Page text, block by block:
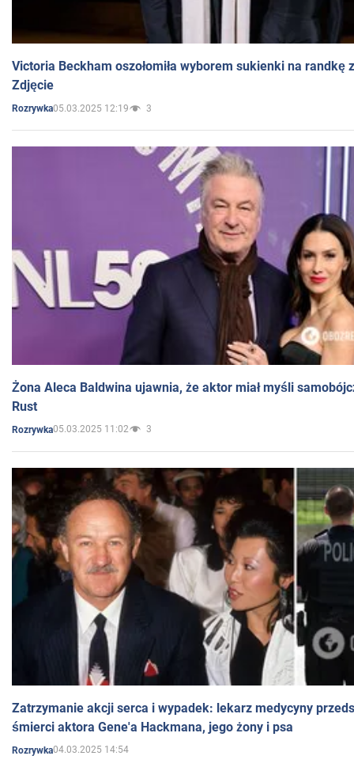
Victoria Beckham oszołomiła wyborem sukienki na randkę
Zdjęcie
Rozrywka05.03.2025 12:19 3
Żona Aleca Baldwina ujawnia, że aktor miał myśli
Rust
Rozrywka05.03.2025 11:02 3
Zatrzymanie akcji serca i wypadek: lekarz medycyny
śmierci aktora Gene'a Hackmana, jego żony i psa
Rozrywka04.03.2025 14:54